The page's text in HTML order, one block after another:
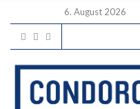
6. August 2026